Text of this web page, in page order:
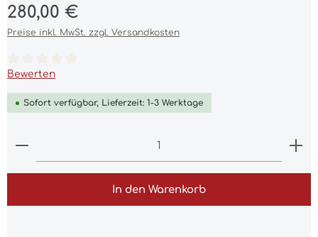
Regulärer Preis:
280,00 €
Preise inkl. MwSt. zzgl. Versandkosten
Durchschnittliche Bewertung von 0 von 5 Sternen
Bewerten
Sofort verfügbar, Lieferzeit: 1-3 Werktage
Produkt Anzahl: Gib den gewünschten Wert
In den Warenkorb